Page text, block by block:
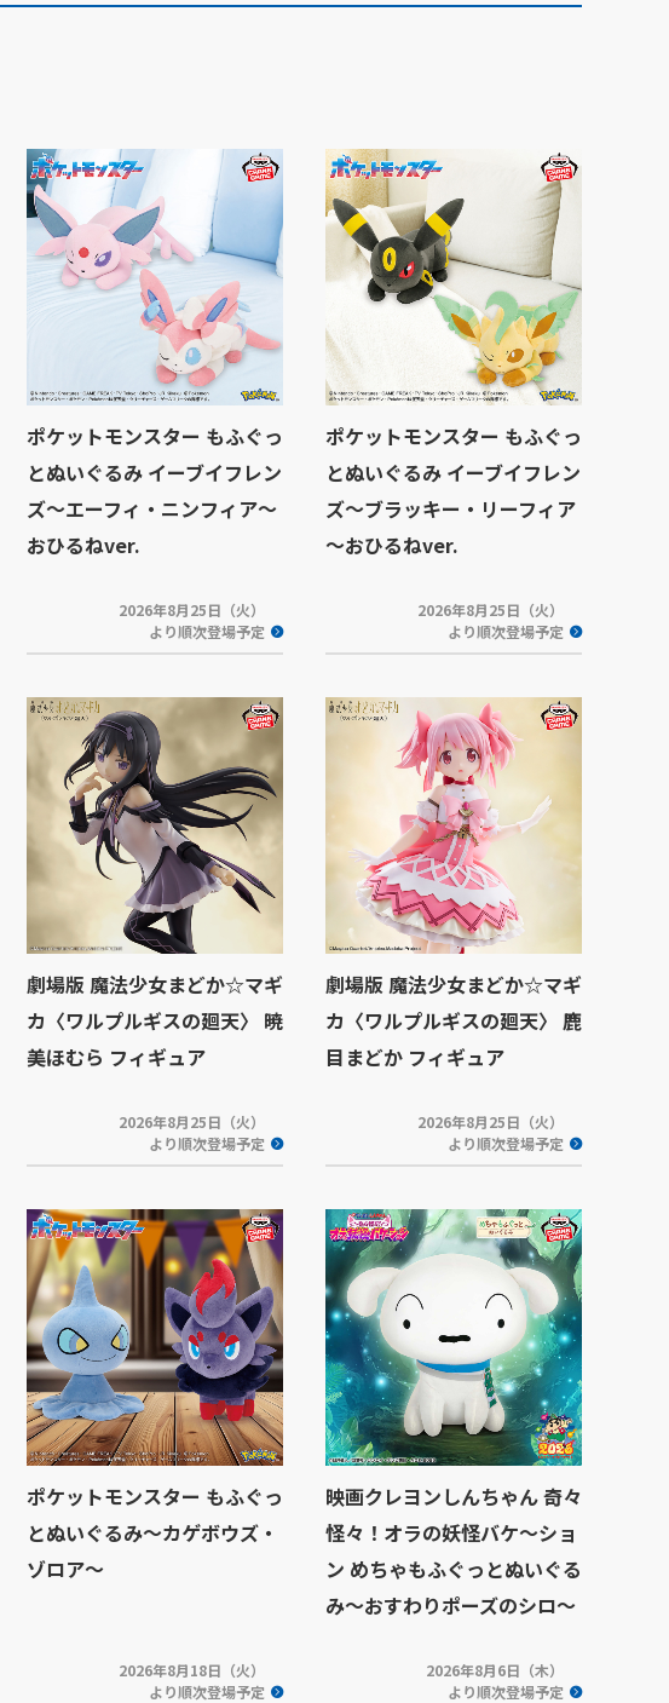
ポケットモンスター もふぐっ
とぬいぐるみ イーブイフレン
ズ～エーフィ・ニンフィア～
おひるねver.
2026年8月25日（火）
より順次登場予定
ポケットモンスター もふぐっ
とぬいぐるみ イーブイフレン
ズ～ブラッキー・リーフィア
～おひるねver.
2026年8月25日（火）
より順次登場予定
劇場版 魔法少女まどか☆マギ
カ〈ワルプルギスの廻天〉 暁
美ほむら フィギュア
2026年8月25日（火）
より順次登場予定
劇場版 魔法少女まどか☆マギ
カ〈ワルプルギスの廻天〉 鹿
目まどか フィギュア
2026年8月25日（火）
より順次登場予定
ポケットモンスター もふぐっ
とぬいぐるみ～カゲボウズ・
ゾロア～
2026年8月18日（火）
より順次登場予定
映画クレヨンしんちゃん 奇々
怪々！オラの妖怪バケ～ショ
ン めちゃもふぐっとぬいぐる
み～おすわりポーズのシロ～
2026年8月6日（木）
より順次登場予定